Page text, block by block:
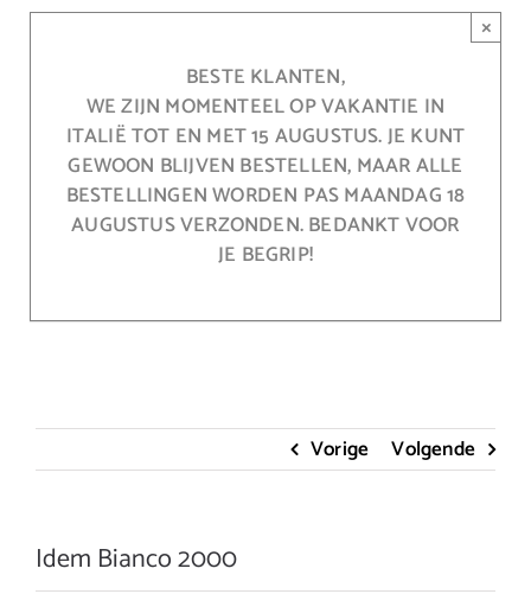
BESTE KLANTEN,
WE ZIJN MOMENTEEL OP VAKANTIE IN
ITALIË TOT EN MET 15 AUGUSTUS. JE KUNT
GEWOON BLIJVEN BESTELLEN, MAAR ALLE
BESTELLINGEN WORDEN PAS MAANDAG 18
AUGUSTUS VERZONDEN. BEDANKT VOOR
JE BEGRIP!
×
Vorige Volgende
Idem Bianco 2000